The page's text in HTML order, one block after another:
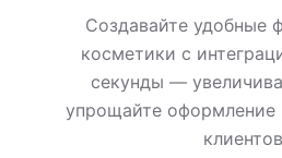
ВОЙТИ
ПОПРОБОВАТЬ
Создавайте удобные
косметики с
секунды —
упрощайте оформление